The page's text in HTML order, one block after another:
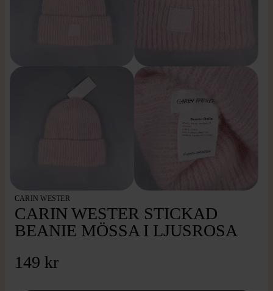
CARIN WESTER
CARIN WESTER STICKAD
BEANIE MÖSSA I LJUSROSA
149 kr